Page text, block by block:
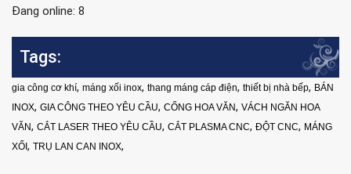
Đang online: 8
Tags:
gia công cơ khí, máng xối inox, thang máng cáp điện, thiết bị nhà bếp, BÁN
INOX, GIA CÔNG THEO YÊU CẦU, CỔNG HOA VĂN, VÁCH NGĂN HOA
VĂN, CẮT LASER THEO YÊU CẦU, CẮT PLASMA CNC, ĐỘT CNC, MÁNG
XỐI , TRỤ LAN CAN INOX,